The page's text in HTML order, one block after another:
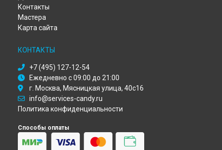
Ремонт варочной панели Candy в
Ремонт варочной панели Candy в
Ремонт варочной панели Candy в
Ремонт варочной панели Candy в
Контакты
Мастера
Карта сайта
КОНТАКТЫ
+7 (495) 127-12-54
Ежедневно с 09:00 до 21:00
г. Москва, Мясницкая улица, 40с16
info@services-candy.ru
Политика конфиденциальности
Способы оплаты